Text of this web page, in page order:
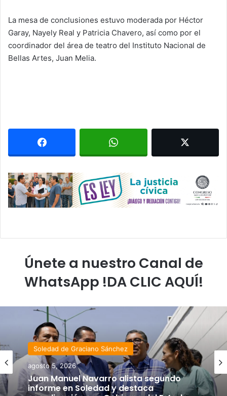
La mesa de conclusiones estuvo moderada por Héctor
Garay, Nayely Real y Patricia Chavero, así como por el
coordinador del área de teatro del Instituto Nacional de
Bellas Artes, Juan Melia.
Únete a nuestro Canal de
WhatsApp !DA CLIC AQUÍ!
Soledad de Graciano Sánchez
agosto 5, 2026
Juan Manuel Navarro alista segundo
informe en Soledad y destaca